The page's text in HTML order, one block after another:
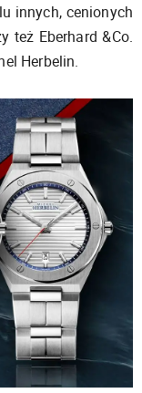
innych, cenionych
też Eberhard &Co.
Herbelin.